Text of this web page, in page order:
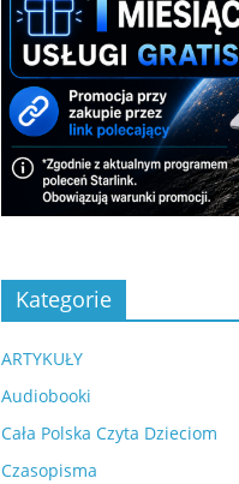
Kategorie
ARTYKUŁY
Audiobooki
Cała Polska Czyta Dzieciom
Czasopisma